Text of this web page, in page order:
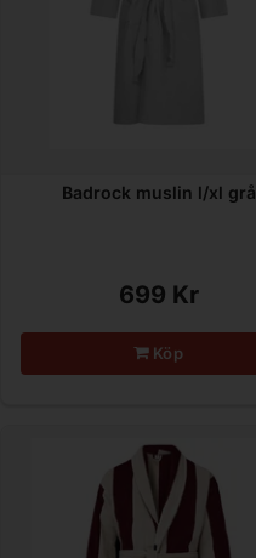
Badrock muslin l/xl grå
699 Kr
Köp